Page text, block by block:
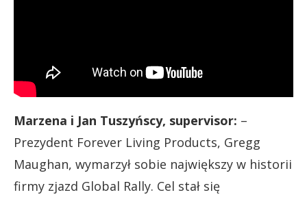
Marzena i Jan Tuszyńscy, supervisor: –
Prezydent Forever Living Products, Gregg
Maughan, wymarzył sobie największy w historii
firmy zjazd Global Rally. Cel stał się